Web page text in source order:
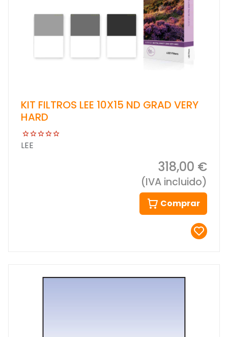
KIT FILTROS LEE 10X15 ND GRAD VERY
HARD
LEE
318,00 €
(IVA incluido)
Comprar